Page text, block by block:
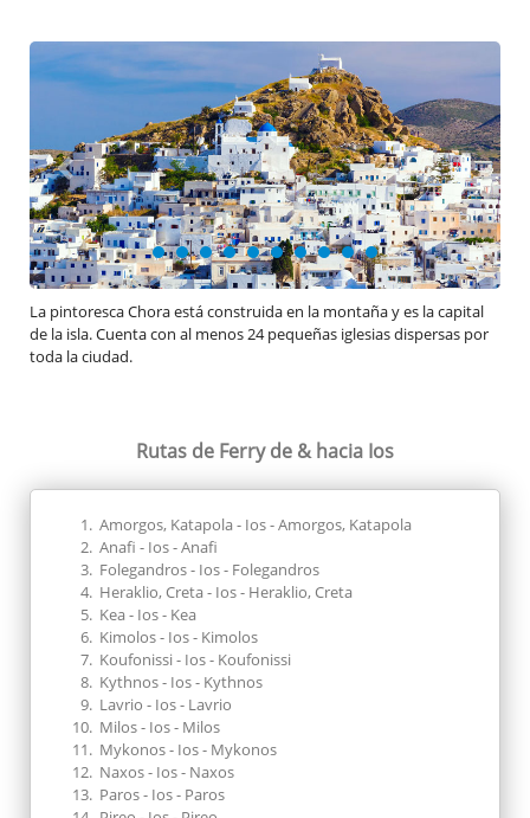
Rutas de Ferryde & hacia Ios
Amorgos, Katapola - Ios - Amorgos, Katapola
Anafi - Ios - Anafi
Folegandros - Ios - Folegandros
Heraklio, Creta - Ios - Heraklio, Creta
Kea - Ios - Kea
Kimolos - Ios - Kimolos
Koufonissi - Ios - Koufonissi
Kythnos - Ios - Kythnos
Lavrio - Ios - Lavrio
Milos - Ios - Milos
Mykonos - Ios - Mykonos
Naxos - Ios - Naxos
Paros - Ios - Paros
La pintoresca Chora está construida en la montaña y es la capital
de la isla. Cuenta con al menos 24 pequeñas iglesias dispersas por
toda la ciudad.